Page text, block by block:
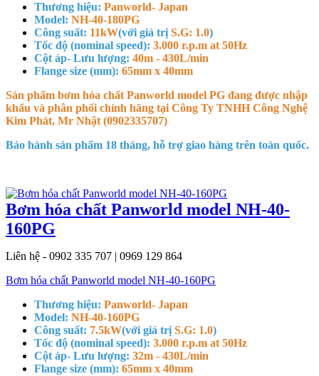
Thương hiệu: Panworld- Japan
Model: NH-40-180PG
Công suất: 11kW(với giá trị S.G: 1.0)
Tốc độ (nominal speed): 3.000 r.p.m at 50Hz
Cột áp- Lưu lượng: 40m - 430L/min
Flange size (mm): 65mm x 40mm
Sản phẩm bơm hóa chất Panworld model PG đang được nhập
khẩu và phân phối chính hãng tại Công Ty TNHH Công Nghệ
Kim Phát, Mr Nhật (0902335707)
Bảo hành sản phẩm 18 tháng, hỗ trợ giao hàng trên toàn quốc.
Bơm hóa chất Panworld model NH-40-
160PG
Liên hệ - 0902 335 707 | 0969 129 864
Bơm hóa chất Panworld model NH-40-160PG
Thương hiệu: Panworld- Japan
Model: NH-40-160PG
Công suất: 7.5kW(với giá trị S.G: 1.0)
Tốc độ (nominal speed): 3.000 r.p.m at 50Hz
Cột áp- Lưu lượng: 32m - 430L/min
Flange size (mm): 65mm x 40mm